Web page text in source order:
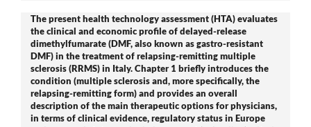
The present health technology assessment (HTA) evaluates
the clinical and economic profile of delayed-release
dimethylfumarate (DMF, also known as gastro-resistant
DMF) in the treatment of relapsing-remitting multiple
sclerosis (RRMS) in Italy. Chapter 1 briefly introduces the
condition (multiple sclerosis and, more specifically, the
relapsing-remitting form) and provides an overall
description of the main therapeutic options for physicians,
in terms of clinical evidence, regulatory status in Europe